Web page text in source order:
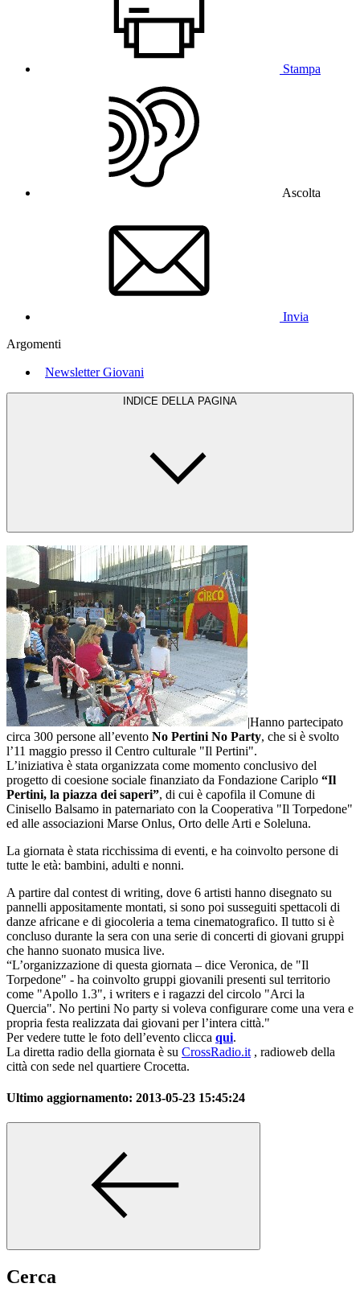
Stampa
Ascolta
Invia
Argomenti
Newsletter Giovani
INDICE DELLA PAGINA
|Hanno partecipato
circa 300 persone all’evento No Pertini No Party, che si è svolto
l’11 maggio presso il Centro culturale "Il Pertini".
L’iniziativa è stata organizzata come momento conclusivo del
progetto di coesione sociale finanziato da Fondazione Cariplo “Il
Pertini, la piazza dei saperi”, di cui è capofila il Comune di
Cinisello Balsamo in paternariato con la Cooperativa "Il Torpedone"
ed alle associazioni Marse Onlus, Orto delle Arti e Soleluna.
La giornata è stata ricchissima di eventi, e ha coinvolto persone di
tutte le età: bambini, adulti e nonni.
A partire dal contest di writing, dove 6 artisti hanno disegnato su
pannelli appositamente montati, si sono poi susseguiti spettacoli di
danze africane e di giocoleria a tema cinematografico. Il tutto si è
concluso durante la sera con una serie di concerti di giovani gruppi
che hanno suonato musica live.
“L’organizzazione di questa giornata – dice Veronica, de "Il
Torpedone" - ha coinvolto gruppi giovanili presenti sul territorio
come "Apollo 1.3", i writers e i ragazzi del circolo "Arci la
Quercia". No pertini No party si voleva configurare come una vera e
propria festa realizzata dai giovani per l’intera città."
Per vedere tutte le foto dell’evento clicca qui.
La diretta radio della giornata è su CrossRadio.it , radioweb della
città con sede nel quartiere Crocetta.
Ultimo aggiornamento: 2013-05-23 15:45:24
Cerca